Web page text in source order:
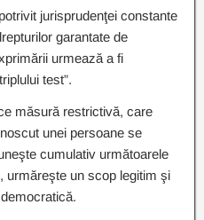
jurisprudenţei constante
garantate de
urmează a fi
test”.
măsură restrictivă, care
unei persoane se
cumulativ următoarele
urmăreşte un scop legitim şi